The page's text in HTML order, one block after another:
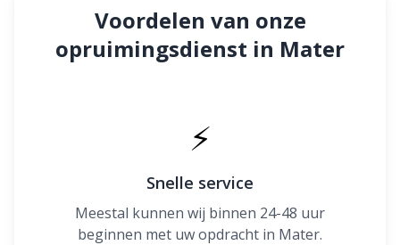
Voordelen van onze
opruimingsdienst in Mater
⚡
Snelle service
Meestal kunnen wij binnen 24-48 uur
beginnen met uw opdracht in Mater.